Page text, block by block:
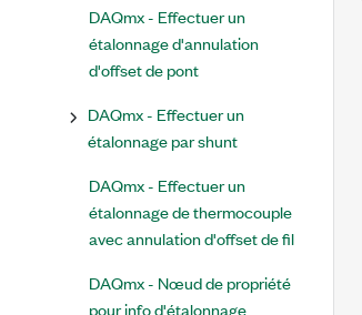
DAQmx - Effectuer un
étalonnage d'annulation
d'offset de pont
DAQmx - Effectuer un
étalonnage par shunt
DAQmx - Effectuer un
étalonnage de thermocouple
avec annulation d'offset de fil
DAQmx - Nœud de propriété
pour info d'étalonnage